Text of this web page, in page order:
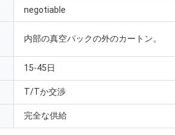
negotiable
内部の真空パックの外のカートン。
15-45日
T/Tか交渉
完全な供給